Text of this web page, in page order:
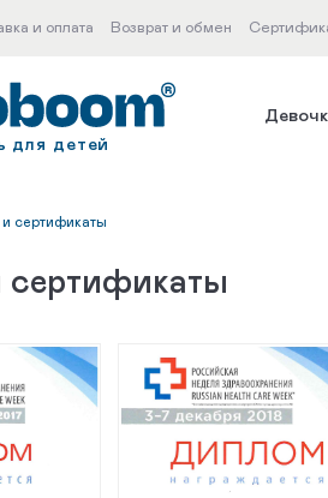
и оплата Возврат и обмен
для детей
сертификаты
сертификаты